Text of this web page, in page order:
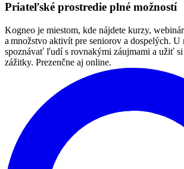
Priateľské prostredie plné možností
Kogneo je miestom, kde nájdete kurzy,
a množstvo aktivít pre seniorov a dospelých. U
spoznávať ľudí s rovnakými záujmami a užiť si
zážitky. Prezenčne aj online.